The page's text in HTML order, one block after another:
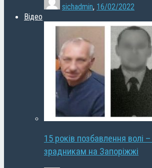
sichadmin, 16/02/2022
Відео
15 років позбавлення волі
зрадникам на Запоріжжі